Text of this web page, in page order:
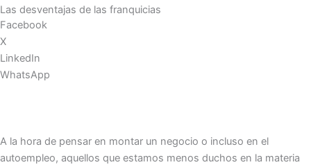
Las desventajas de las franquicias
Facebook
X
LinkedIn
WhatsApp
A la hora de pensar en montar un negocio o incluso en el
autoempleo, aquellos que estamos menos duchos en la materia